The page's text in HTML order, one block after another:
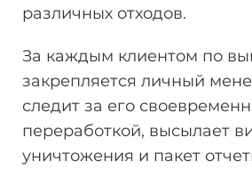
различных отходов.
За каждым клиентом по
закрепляется личный
следит за его
переработкой, высылает
уничтожения и пакет